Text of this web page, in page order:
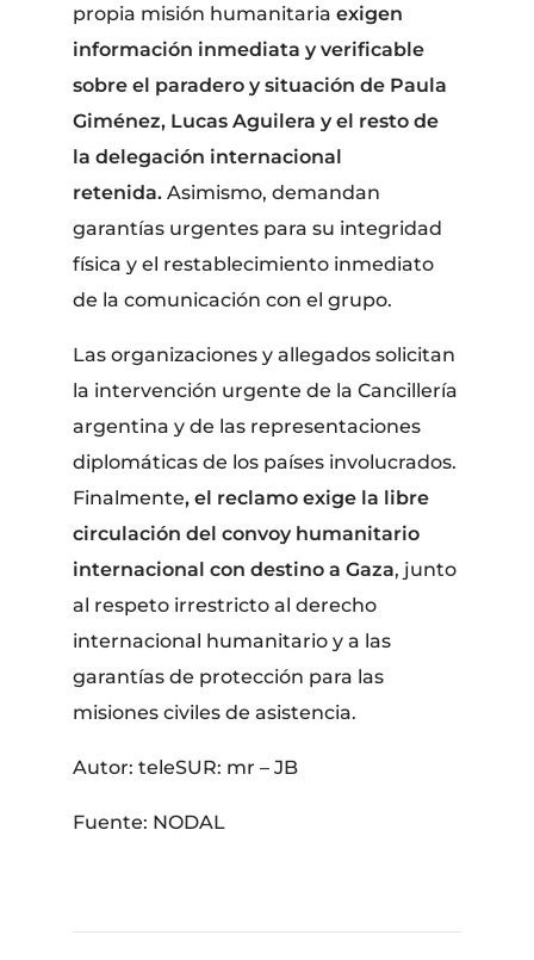
propia misión humanitariaexigen
información inmediata y verificable
sobre el paradero y situación de Paula
Giménez, Lucas Aguilera y el resto de
la delegación internacional
retenida. Asimismo, demandan
garantías urgentes para su integridad
física y el restablecimiento inmediato
de la comunicación con el grupo.
Las organizaciones y allegados solicitan
la intervención urgente de la Cancillería
argentina y de las representaciones
diplomáticas de los países involucrados.
Finalmente, el reclamo exige la libre
circulación del convoy humanitario
internacional con destino a Gaza, junto
al respeto irrestricto al derecho
internacional humanitario y a las
garantías de protección para las
misiones civiles de asistencia.
Autor: teleSUR: mr – JB
Fuente: NODAL